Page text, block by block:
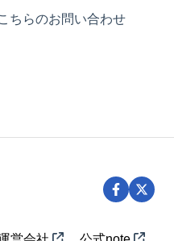
ちらのお問い合わせ